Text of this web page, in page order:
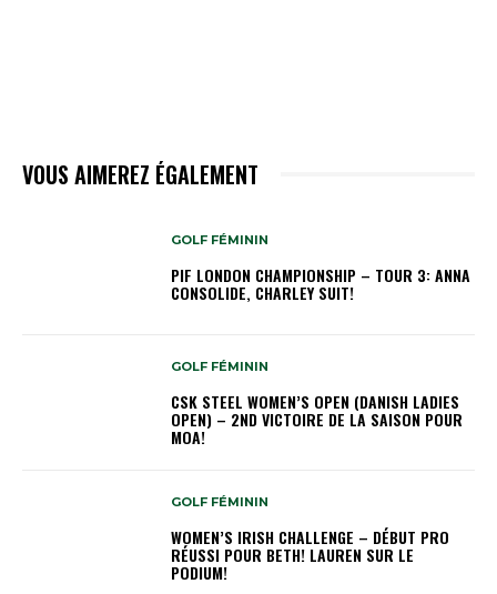
VOUS AIMEREZ ÉGALEMENT
GOLF FÉMININ
PIF LONDON CHAMPIONSHIP – TOUR 3: ANNA
CONSOLIDE, CHARLEY SUIT!
GOLF FÉMININ
CSK STEEL WOMEN’S OPEN (DANISH LADIES
OPEN) – 2ND VICTOIRE DE LA SAISON POUR
MOA!
GOLF FÉMININ
WOMEN’S IRISH CHALLENGE – DÉBUT PRO
RÉUSSI POUR BETH! LAUREN SUR LE
PODIUM!